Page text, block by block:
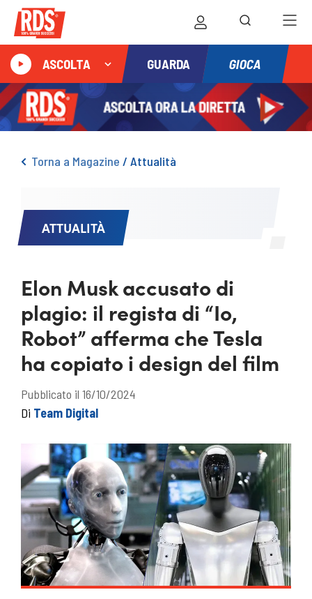
ASCOLTA GUARDA GIOCA
Torna a Magazine / Attualità
ATTUALITÀ
Elon Musk accusato di
plagio: il regista di “Io,
Robot” afferma che Tesla
ha copiato i design del film
Pubblicato il 16/10/2024
Di Team Digital